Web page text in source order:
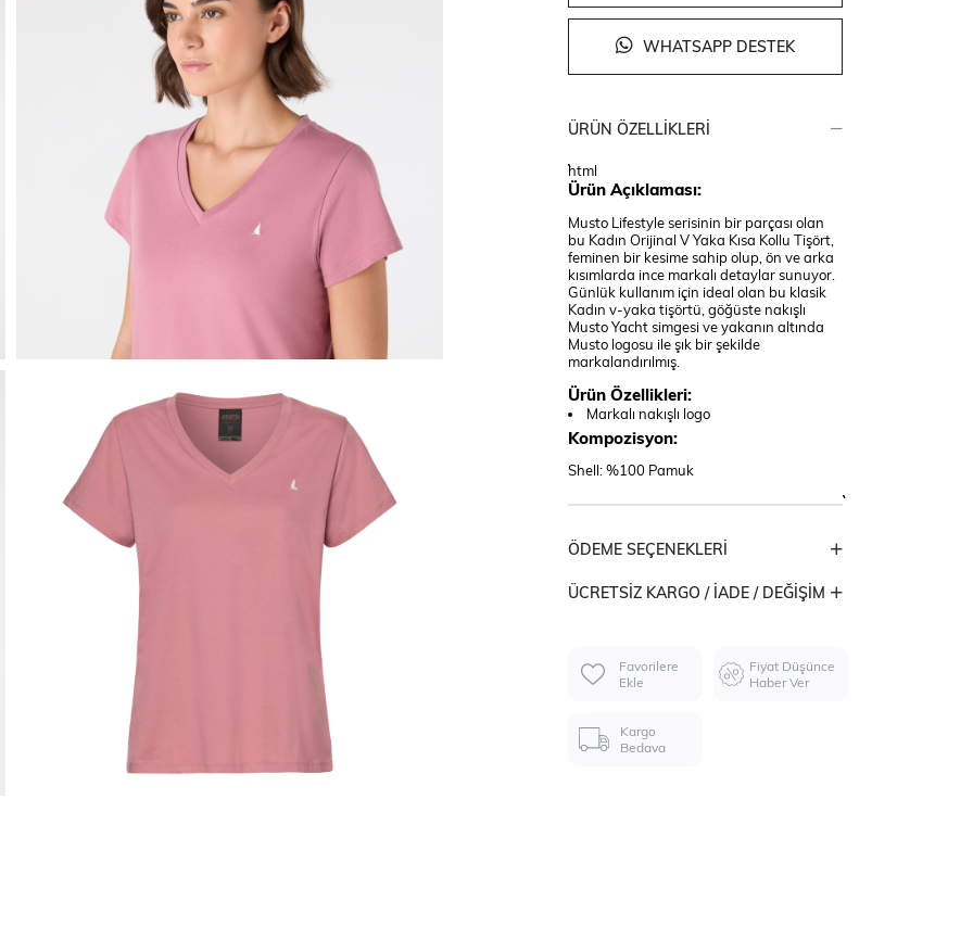
WHATSAPP DESTEK
ÜRÜN ÖZELLIKLERI
```html
Ürün Açıklaması:
Musto Lifestyle serisinin bir parçası olan
bu Kadın Orijinal V Yaka Kısa Kollu Tişört,
feminen bir kesime sahip olup, ön ve arka
kısımlarda ince markalı detaylar sunuyor.
Günlük kullanım için ideal olan bu klasik
Kadın v-yaka tişörtü, göğüste nakışlı
Musto Yacht simgesi ve yakanın altında
Musto logosu ile şık bir şekilde
markalandırılmış.
Ürün Özellikleri:
Markalı nakışlı logo
Kompozisyon:
Shell: %100 Pamuk
ÖDEME SEÇENEKLERI
ÜCRETSIZ KARGO / İADE / DEĞIŞIM
Favorilere
Ekle
Fiyat Düşünce
Haber Ver
Kargo
Bedava